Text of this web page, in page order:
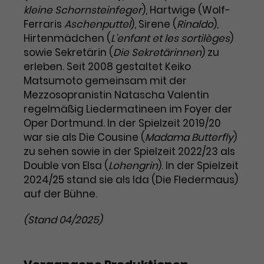
Benutzer*in wiedererkannt werden,
und es wird Zugang zu
geschützten Bereichen gewährt.
Name cookie_optin
Anbieter TYPO3
Laufzeit 1 Monat
Zweck
Enthält die gewählten Tracking-
Optin-Einstellungen.
Laufzeit 2 Jahre
Zweck
Dieses Cookie wird von Google
Analytics installiert. Das Cookie
wird verwendet, um
Besucher*innen-, Sitzungs- und
Kampagnendaten zu berechnen
und die Nutzung der Website für
den Analysebericht der Website zu
verfolgen. Die Cookies speichern
Informationen anonym und weisen
eine zufallsgenerierte Nummer zu,
um Besuche zu erkennen.
Google Analytics
Marketing
Diese Gruppe beinhaltet alle Scripte, die es uns
ermöglichen die Leistung unserer
Werbekampagnen zu analysieren und
Conversions zu messen. Außerdem helfen sie
uns dabei Werbeanzeigen und Inhalte besser auf
die Interessen unserer Nutzer abzustimmen.
Name
_gcl_au
Anbieter Google Ads
Laufzeit 3 Monate
Zweck
Wird von Google verwendet, um
die Effizienz von Werbeanzeigen zu
messen und Conversions zu
speichern. Dieses Cookie hilft dabei
nachzuvollziehen, ob Nutzer über
Cookie-Informationen
kleine Schornsteinfeger), Hartwige (Wolf-
Ferraris Aschenputtel), Sirene (Rinaldo),
Hirtenmädchen (Lʼenfant et les sortilèges)
sowie Sekretärin (Die Sekretärinnen) zu
erleben. Seit 2008 gestaltet Keiko
Matsumoto gemeinsam mit der
Mezzosopranistin Natascha Valentin
regelmäßig Liedermatineen im Foyer der
Oper Dortmund. In der Spielzeit 2019/20
war sie als Die Cousine (Madama Butterfly)
zu sehen sowie in der Spielzeit 2022/23 als
Double von Elsa (Lohengrin). In der Spielzeit
2024/25 stand sie als Ida (Die Fledermaus)
auf der Bühne.
(Stand 04/2025)